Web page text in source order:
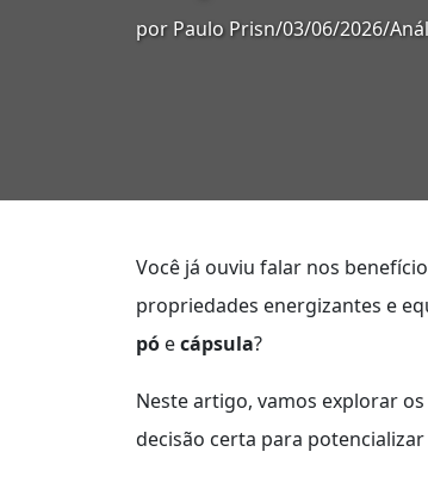
por Paulo Prisn/03/06/2026/
Você já ouviu falar nos
propriedades energizantes e
pó ecápsula?
Neste artigo, vamos explorar os
decisão certa para potencializar